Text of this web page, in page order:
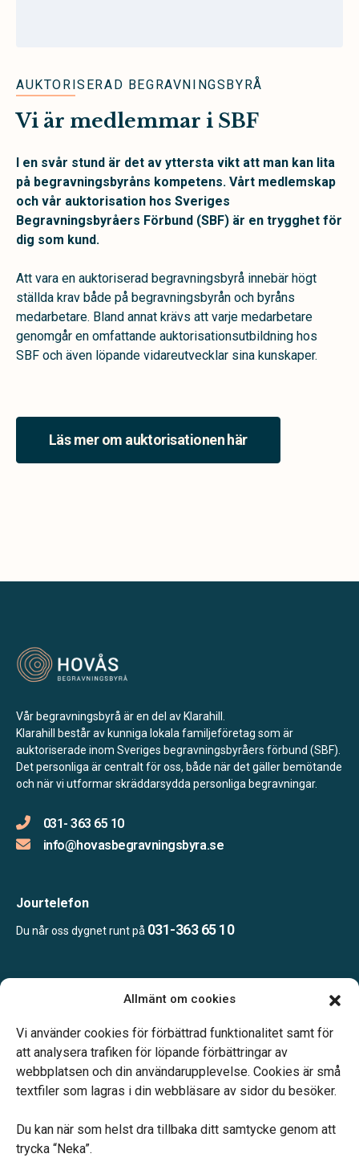
Allmänt om cookies
Vi använder cookies för förbättrad funktionalitet samt för
att analysera trafiken för löpande förbättringar av
webbplatsen och din användarupplevelse. Cookies är små
textfiler som lagras i din webbläsare av sidor du besöker.
Du kan när som helst dra tillbaka ditt samtycke genom att
trycka “Neka”.
AUKTORISERAD BEGRAVNINGSBYRÅ
Vi är medlemmar i SBF
I en svår stund är det av yttersta vikt att man kan lita
på begravningsbyråns kompetens. Vårt medlemskap
och vår auktorisation hos Sveriges
Begravningsbyråers Förbund (SBF) är en trygghet för
dig som kund.
Att vara en auktoriserad begravningsbyrå innebär högt
ställda krav både på begravningsbyrån och byråns
medarbetare. Bland annat krävs att varje medarbetare
genomgår en omfattande auktorisationsutbildning hos
SBF och även löpande vidareutvecklar sina kunskaper.
Läs mer om auktorisationen här
Vår begravningsbyrå är en del av Klarahill.
Klarahill består av kunniga lokala familjeföretag som är
auktoriserade inom Sveriges begravningsbyråers förbund (SBF).
Det personliga är centralt för oss, både när det gäller bemötande
och när vi utformar skräddarsydda personliga begravningar.
031- 363 65 10
info@hovasbegravningsbyra.se
Jourtelefon
Du når oss dygnet runt på 031-363 65 10
Telefonjour dygnet runt.
Vårt systerbolag Verahill hjälper dig med familjejuridiken –